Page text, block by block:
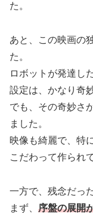
た。
あと、この映画の
た。
ロボットが発達し
設定は、かなり奇
でも、その奇妙さ
ました。
映像も綺麗で、特
こだわって作られ
一方で、残念だっ
まず、 序盤の展開